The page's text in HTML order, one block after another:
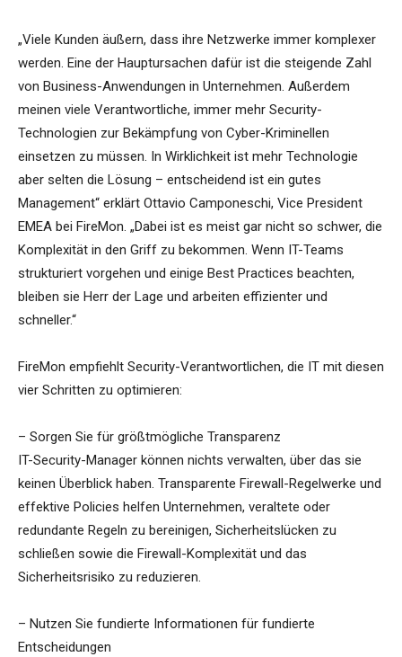
„Viele Kunden äußern, dass ihre Netzwerke immer komplexer
werden. Eine der Hauptursachen dafür ist die steigende Zahl
von Business-Anwendungen in Unternehmen. Außerdem
meinen viele Verantwortliche, immer mehr Security-
Technologien zur Bekämpfung von Cyber-Kriminellen
einsetzen zu müssen. In Wirklichkeit ist mehr Technologie
aber selten die Lösung – entscheidend ist ein gutes
Management“ erklärt Ottavio Camponeschi, Vice President
EMEA bei FireMon. „Dabei ist es meist gar nicht so schwer, die
Komplexität in den Griff zu bekommen. Wenn IT-Teams
strukturiert vorgehen und einige Best Practices beachten,
bleiben sie Herr der Lage und arbeiten effizienter und
schneller.“
FireMon empfiehlt Security-Verantwortlichen, die IT mit diesen
vier Schritten zu optimieren:
– Sorgen Sie für größtmögliche Transparenz
IT-Security-Manager können nichts verwalten, über das sie
keinen Überblick haben. Transparente Firewall-Regelwerke und
effektive Policies helfen Unternehmen, veraltete oder
redundante Regeln zu bereinigen, Sicherheitslücken zu
schließen sowie die Firewall-Komplexität und das
Sicherheitsrisiko zu reduzieren.
– Nutzen Sie fundierte Informationen für fundierte
Entscheidungen